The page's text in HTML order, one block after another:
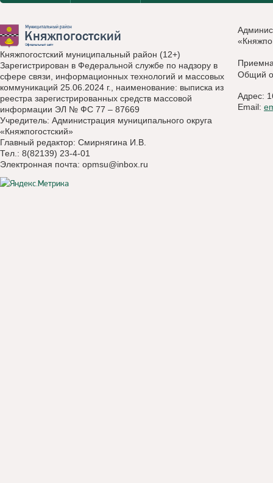
Княжпогостский муниципальный район (12+)
Зарегистрирован в Федеральной службе по надзору в
сфере связи, информационных технологий и массовых
коммуникаций 25.06.2024 г., наименование: выписка из
реестра зарегистрированных средств массовой
информации ЭЛ № ФС 77 – 87669
Учредитель: Администрация муниципального округа
«Княжпогостский»
Главный редактор: Смирнягина И.В.
Тел.: 8(82139) 23-4-01
Электронная почта: opmsu@inbox.ru
Общий
Адрес:
Email: